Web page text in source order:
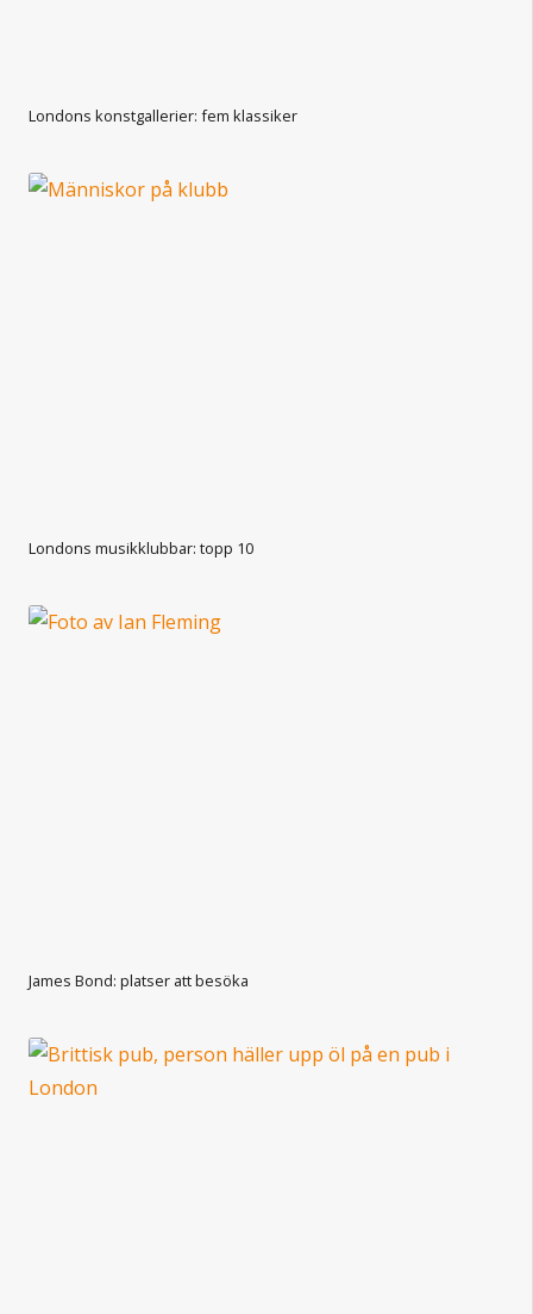
Londons konstgallerier: fem klassiker
Londons musikklubbar: topp 10
James Bond: platser att besöka